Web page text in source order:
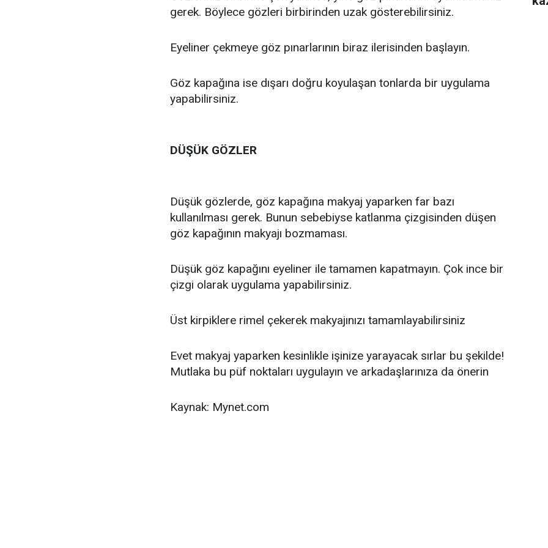
gerek. Böylece gözleri birbirinden uzak gösterebilirsiniz.
Eyeliner çekmeye göz pınarlarının biraz ilerisinden başlayın.
Göz kapağına ise dışarı doğru koyulaşan tonlarda bir uygulama
yapabilirsiniz.
DÜŞÜK GÖZLER
Düşük gözlerde, göz kapağına makyaj yaparken far bazı
kullanılması gerek. Bunun sebebiyse katlanma çizgisinden düşen
göz kapağının makyajı bozmaması.
Düşük göz kapağını eyeliner ile tamamen kapatmayın. Çok ince bir
çizgi olarak uygulama yapabilirsiniz.
Üst kirpiklere rimel çekerek makyajınızı tamamlayabilirsiniz
Evet makyaj yaparken kesinlikle işinize yarayacak sırlar bu şekilde!
Mutlaka bu püf noktaları uygulayın ve arkadaşlarınıza da önerin
Kaynak: Mynet.com